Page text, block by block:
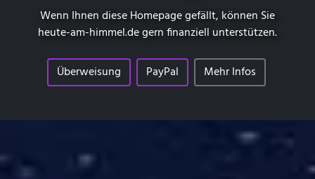
Wenn Ihnen diese Homepage gefällt, können Sie
heute-am-himmel.degern finanziell unterstützen.
Überweisung PayPal Mehr Infos